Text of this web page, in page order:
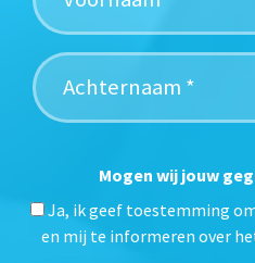
Mogen wij jouw
Ja, ik geef toestemming
en mij te informeren over